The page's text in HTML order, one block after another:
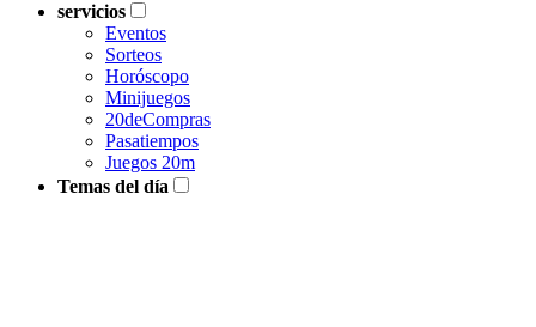
servicios
Eventos
Sorteos
Horóscopo
Minijuegos
20deCompras
Pasatiempos
Juegos 20m
Temas del día